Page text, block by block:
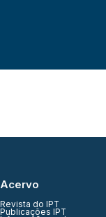
Acervo
Revista do IPT
Publicações IPT